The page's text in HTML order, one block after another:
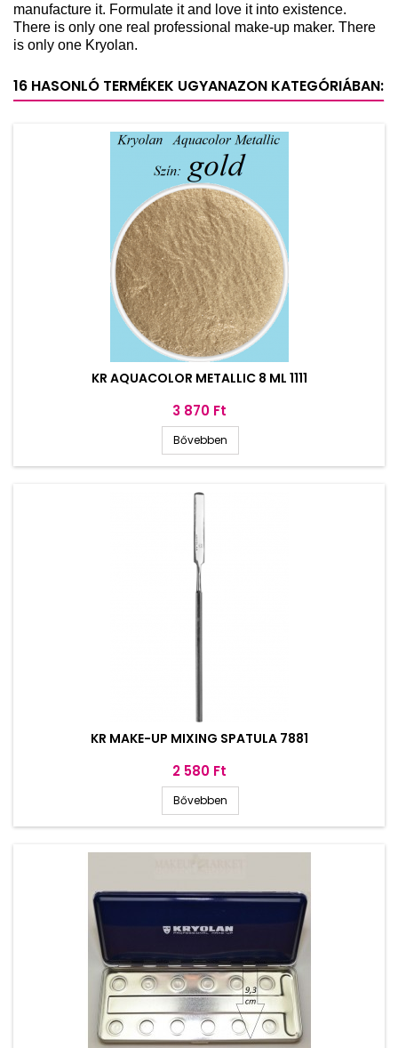
manufacture it. Formulate it and love it into existence.
There is only one real professional make-up maker. There
is only one Kryolan.
16 HASONLÓ TERMÉKEK UGYANAZON KATEGÓRIÁBAN:
KR AQUACOLOR METALLIC 8 ML 1111
Ár
3 870 Ft
Bővebben
KR MAKE-UP MIXING SPATULA 7881
Ár
2 580 Ft
Bővebben